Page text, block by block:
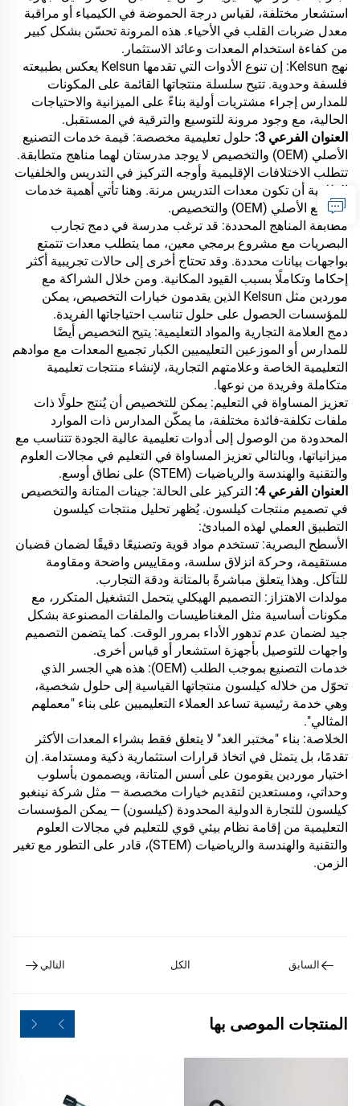
استشعار مختلفة، لقياس درجة الحموضة في الكيمياء أو مراقبة
معدل ضربات القلب في الأحياء. هذه المرونة تحسّن بشكل كبير
من كفاءة استخدام المعدات وعائد الاستثمار.
نهج Kelsun: إن تنوع الأدوات التي تقدمها Kelsun يعكس بطبيعته
فلسفة وحدوية. تتيح سلسلة منتجاتها القائمة على المكونات
للمدارس إجراء مشتريات أولية بناءً على الميزانية والاحتياجات
الحالية، مع وجود مرونة للتوسيع والترقية في المستقبل.
العنوان الفرعي 3:
حلول تعليمية مخصصة: قيمة خدمات التصنيع
الأصلي (OEM) والتخصيص لا يوجد مدرستان لهما مناهج متطابقة.
تتطلب الاختلافات الإقليمية وأوجه التركيز في التدريس والخلفيات
الطلابية أن تكون معدات التدريس مرنة. وهنا تأتي أهمية خدمات
التصنيع الأصلي (OEM) والتخصيص.
مطابقة المناهج المحددة: قد ترغب مدرسة في دمج تجارب
البصريات مع مشروع برمجي معين، مما يتطلب معدات تتمتع
بواجهات بيانات محددة. وقد تحتاج أخرى إلى حالات تجريبية أكثر
إحكاما وتكاملًا بسبب القيود المكانية. ومن خلال الشراكة مع
موردين مثل Kelsun الذين يقدمون خيارات التخصيص، يمكن
للمؤسسات الحصول على حلول تناسب احتياجاتها الفريدة.
دمج العلامة التجارية والمواد التعليمية: يتيح التخصيص أيضًا
للمدارس أو الموزعين التعليميين الكبار تجميع المعدات مع موادهم
التعليمية الخاصة وعلامتهم التجارية، لإنشاء منتجات تعليمية
متكاملة وفريدة من نوعها.
تعزيز المساواة في التعليم: يمكن للتخصيص أن يُنتج حلولًا ذات
ملفات تكلفة-فائدة مختلفة، ما يمكّن المدارس ذات الموارد
المحدودة من الوصول إلى أدوات تعليمية عالية الجودة تتناسب مع
ميزانياتها، وبالتالي تعزيز المساواة في التعليم في مجالات العلوم
والتقنية والهندسة والرياضيات (STEM) على نطاق أوسع.
العنوان الفرعي 4:
التركيز على الحالة: جينات المتانة والتخصيص
في تصميم منتجات كيلسون. يُظهر تحليل منتجات كيلسون
التطبيق العملي لهذه المبادئ:
الأسطح البصرية: تستخدم مواد قوية وتصنيعًا دقيقًا لضمان قضبان
مستقيمة، وحركة انزلاق سلسة، ومقاييس واضحة ومقاومة
للتآكل. وهذا يتعلق مباشرةً بالمتانة ودقة التجارب.
مولدات الاهتزاز: التصميم الهيكلي يتحمل التشغيل المتكرر، مع
مكونات أساسية مثل المغناطيسات والملفات المصنوعة بشكل
جيد لضمان عدم تدهور الأداء بمرور الوقت. كما يتضمن التصميم
واجهات للتوصيل بأجهزة استشعار أو قياس أخرى.
خدمات التصنيع بموجب الطلب (OEM): هذه هي الجسر الذي
تحوّل من خلاله كيلسون منتجاتها القياسية إلى حلول شخصية،
وهي خدمة رئيسية تساعد العملاء التعليميين على بناء "معملهم
المثالي".
الخلاصة: بناء "مختبر الغد" لا يتعلق فقط بشراء المعدات الأكثر
تقدمًا، بل يتمثل في اتخاذ قرارات استثمارية ذكية ومستدامة. إن
اختيار موردين يقومون على أسس المتانة، ويصممون بأسلوب
وحداتي، ومستعدين لتقديم خيارات مخصصة — مثل شركة نينغبو
كيلسون للتجارة الدولية المحدودة (كيلسون) — يمكن المؤسسات
التعليمية من إقامة نظام بيئي قوي للتعليم في مجالات العلوم
والتقنية والهندسة والرياضيات (STEM)، قادر على التطور مع تغير
الزمن.
السابق الكل التالي
المنتجات الموصى بها